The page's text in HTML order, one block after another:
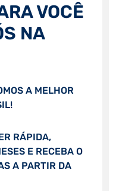
VOCÊ
NA
A MELHOR
RÁPIDA,
E RECEBA O
A PARTIR DA